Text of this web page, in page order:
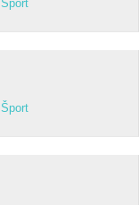
Šport
Šport